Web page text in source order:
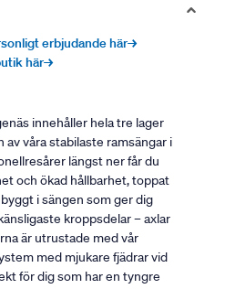
erbjudande här→
här→
innehåller hela tre lager
våra stabilaste ramsängar i
längst ner får du
och ökad hållbarhet, toppat
i sängen som ger dig
kroppsdelar – axlar
är utrustade med vår
med mjukare fjädrar vid
för dig som har en tyngre